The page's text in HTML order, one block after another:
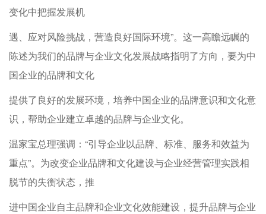
变化中把握发展机
遇、应对风险挑战，营造良好国际环境”。这一高瞻远瞩的
陈述为我们的品牌与企业文化发展战略指明了方向，要为中
国企业的品牌和文化
提供了良好的发展环境，培养中国企业的品牌意识和文化意
识，帮助企业建立卓越的品牌与企业文化。
温家宝总理强调：“引导企业以品牌、标准、服务和效益为
重点”。为改变企业品牌和文化建设与企业经营管理实践相
脱节的失衡状态，推
进中国企业自主品牌和企业文化效能建设，提升品牌与企业